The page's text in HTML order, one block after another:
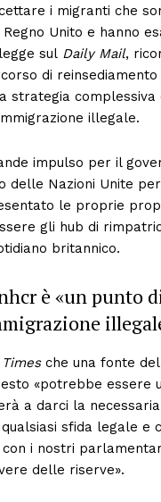
i migranti che
Unito e hanno
sul Daily Mail,
di
strategia complessiva
illegale.
impulso per il
delle Nazioni Unite
le proprie
gli hub di
britannico.
è «un punto
Timesche una fonte
«potrebbe essere
a darci la
sfida legale e
i nostri
delle riserve».